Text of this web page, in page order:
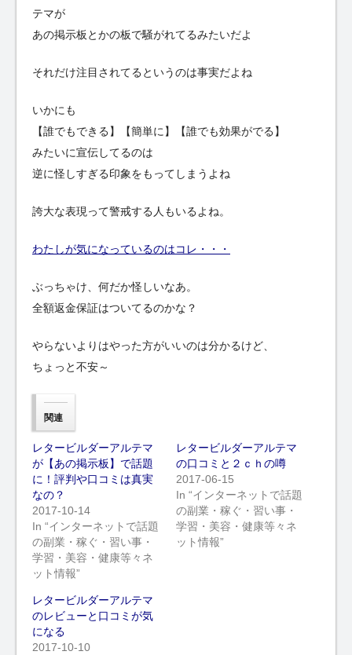
テマが
あの掲示板とかの板で騒がれてるみたいだよ
それだけ注目されてるというのは事実だよね
いかにも
【誰でもできる】【簡単に】【誰でも効果がでる】
みたいに宣伝してるのは
逆に怪しすぎる印象をもってしまうよね
誇大な表現って警戒する人もいるよね。
わたしが気になっているのはコレ・・・
ぶっちゃけ、何だか怪しいなあ。
全額返金保証はついてるのかな？
やらないよりはやった方がいいのは分かるけど、
ちょっと不安～
関連
レタービルダーアルテマ
が【あの掲示板】で話題
に！評判や口コミは真実
なの？
2017-10-14
In “インターネットで話題
の副業・稼ぐ・習い事・
学習・美容・健康等々ネ
ット情報”
レタービルダーアルテマ
の口コミと２ｃｈの噂
2017-06-15
In “インターネットで話題
の副業・稼ぐ・習い事・
学習・美容・健康等々ネ
ット情報”
レタービルダーアルテマ
のレビューと口コミが気
になる
2017-10-10